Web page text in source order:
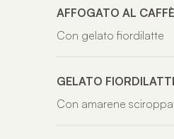
AFFOGATO AL CAFFÈ
Con gelato fiordilatte
GELATO
Con amarene